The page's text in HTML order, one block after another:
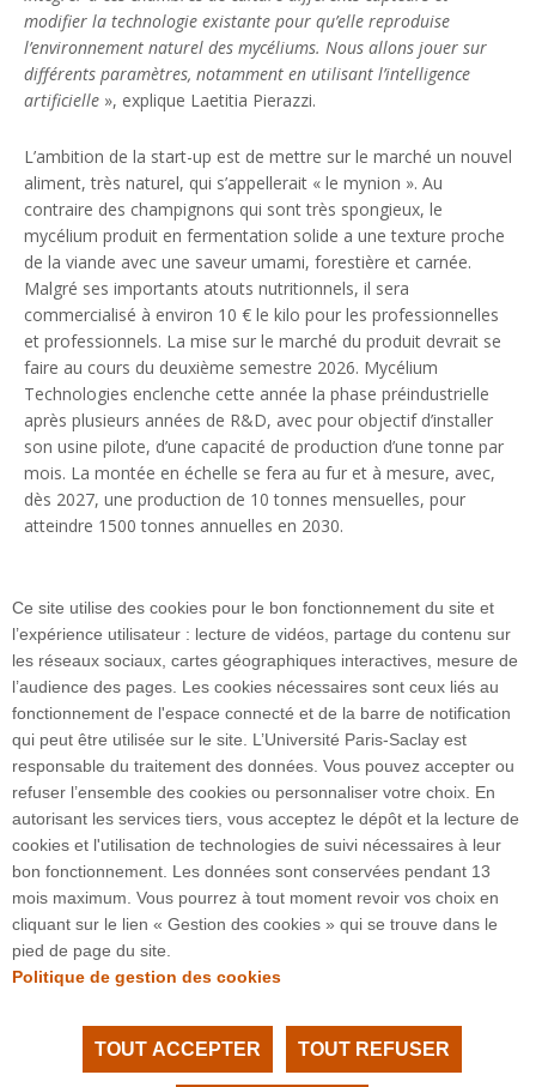
modifier la technologie existante pour qu’elle reproduise
l’environnement naturel des mycéliums. Nous allons jouer sur
différents paramètres, notamment en utilisant l’intelligence
artificielle », explique Laetitia Pierazzi.
L’ambition de la start-up est de mettre sur le marché un nouvel
aliment, très naturel, qui s’appellerait « le mynion ». Au
contraire des champignons qui sont très spongieux, le
mycélium produit en fermentation solide a une texture proche
de la viande avec une saveur umami, forestière et carnée.
Malgré ses importants atouts nutritionnels, il sera
commercialisé à environ 10 € le kilo pour les professionnelles
et professionnels. La mise sur le marché du produit devrait se
faire au cours du deuxième semestre 2026. Mycélium
Technologies enclenche cette année la phase préindustrielle
après plusieurs années de R&D, avec pour objectif d’installer
son usine pilote, d’une capacité de production d’une tonne par
mois. La montée en échelle se fera au fur et à mesure, avec,
dès 2027, une production de 10 tonnes mensuelles, pour
atteindre 1500 tonnes annuelles en 2030.
juin 2026 sur le stand 3H19 de l'Université Paris-Saclay au
salon Viva Technology 2026, Paris Expo, Porte de Versailles.
3 rue Joliot Curie
Bâtiment Bréguet
91190 Gif-sur-Yvette
Plan du site
Tous droits réservés Université Paris-Saclay
Ce site utilise des cookies pour le bon fonctionnement du site et
l’expérience utilisateur : lecture de vidéos, partage du contenu sur
les réseaux sociaux, cartes géographiques interactives, mesure de
l’audience des pages. Les cookies nécessaires sont ceux liés au
fonctionnement de l'espace connecté et de la barre de notification
qui peut être utilisée sur le site. L’Université Paris-Saclay est
responsable du traitement des données. Vous pouvez accepter ou
refuser l’ensemble des cookies ou personnaliser votre choix. En
autorisant les services tiers, vous acceptez le dépôt et la lecture de
cookies et l'utilisation de technologies de suivi nécessaires à leur
bon fonctionnement. Les données sont conservées pendant 13
mois maximum. Vous pourrez à tout moment revoir vos choix en
cliquant sur le lien « Gestion des cookies » qui se trouve dans le
pied de page du site.
Politique de gestion des cookies
TOUT ACCEPTER TOUT REFUSER